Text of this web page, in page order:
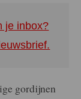
je inbox?
gordijnen